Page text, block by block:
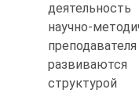
научно-